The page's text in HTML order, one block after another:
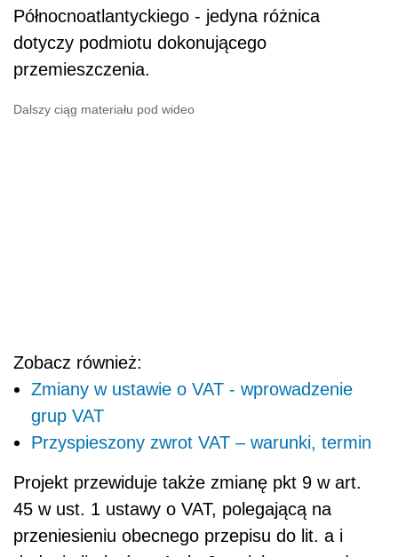
Północnoatlantyckiego - jedyna różnica
dotyczy podmiotu dokonującego
przemieszczenia.
Dalszy ciąg materiału pod wideo
Zobacz również:
Zmiany w ustawie o VAT - wprowadzenie
grup VAT
Przyspieszony zwrot VAT – warunki, termin
Projekt przewiduje także zmianę pkt 9 w art.
45 w ust. 1 ustawy o VAT, polegającą na
przeniesieniu obecnego przepisu do lit. a i